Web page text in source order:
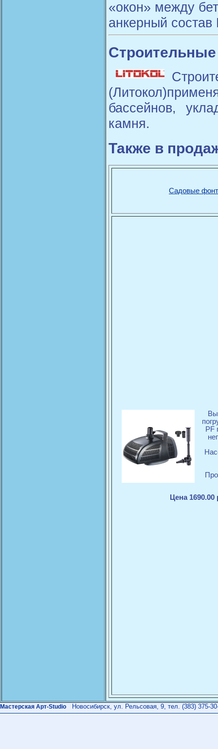
«окон» между
анкерный состав
бассейнов,
камня.
Также в
Садовые
PF
Цена 1690.00
Мастерская Арт-Studio Новосибирск, ул. Рельсовая, 9, тел. (383) 375-